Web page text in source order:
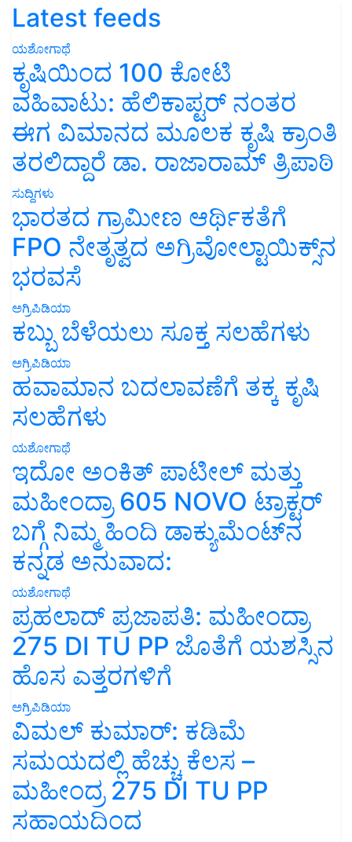
Latest feeds
ಯಶೋಗಾಥೆ
ಕೃಷಿಯಿಂದ 100 ಕೋಟಿ
ವಹಿವಾಟು: ಹೆಲಿಕಾಪ್ಟರ್ ನಂತರ
ಈಗ ವಿಮಾನದ ಮೂಲಕ ಕೃಷಿ ಕ್ರಾಂತಿ
ತರಲಿದ್ದಾರೆ ಡಾ. ರಾಜಾರಾಮ್ ತ್ರಿಪಾಠಿ
ಸುದ್ದಿಗಳು
ಭಾರತದ ಗ್ರಾಮೀಣ ಆರ್ಥಿಕತೆಗೆ
FPO ನೇತೃತ್ವದ ಅಗ್ರಿವೋಲ್ಟಾಯಿಕ್ಸ್‌ನ
ಭರವಸೆ
ಅಗ್ರಿಪಿಡಿಯಾ
ಕಬ್ಬು ಬೆಳೆಯಲು ಸೂಕ್ತ ಸಲಹೆಗಳು
ಅಗ್ರಿಪಿಡಿಯಾ
ಹವಾಮಾನ ಬದಲಾವಣೆಗೆ ತಕ್ಕ ಕೃಷಿ
ಸಲಹೆಗಳು
ಯಶೋಗಾಥೆ
ಇದೋ ಅಂಕಿತ್ ಪಾಟೀಲ್ ಮತ್ತು
ಮಹೀಂದ್ರಾ 605 NOVO ಟ್ರಾಕ್ಟರ್
ಬಗ್ಗೆ ನಿಮ್ಮ ಹಿಂದಿ ಡಾಕ್ಯುಮೆಂಟ್‌ನ
ಕನ್ನಡ ಅನುವಾದ:
ಯಶೋಗಾಥೆ
ಪ್ರಹಲಾದ್ ಪ್ರಜಾಪತಿ: ಮಹೀಂದ್ರಾ
275 DI TU PP ಜೊತೆಗೆ ಯಶಸ್ಸಿನ
ಹೊಸ ಎತ್ತರಗಳಿಗೆ
ಅಗ್ರಿಪಿಡಿಯಾ
ವಿಮಲ್ ಕುಮಾರ್: ಕಡಿಮೆ
ಸಮಯದಲ್ಲಿ ಹೆಚ್ಚು ಕೆಲಸ –
ಮಹೀಂದ್ರ 275 DI TU PP
ಸಹಾಯದಿಂದ